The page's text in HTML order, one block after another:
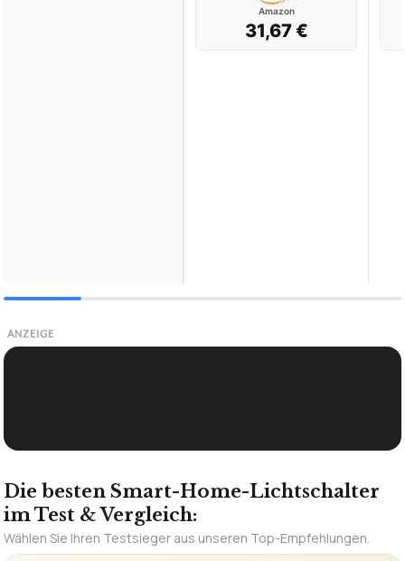
Amazon
31,67 €
ANZEIGE
Die besten Smart-Home-Lichtschalter
im Test & Vergleich:
Wählen Sie Ihren Testsieger aus unseren Top-Empfehlungen.